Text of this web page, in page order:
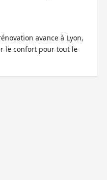
avance à Lyon,
le confort pour tout le